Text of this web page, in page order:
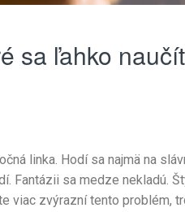
sa ľahko
linka. Hodí sa najmä na
Fantázii sa medze nekladú.
viac zvýrazní tento problém,